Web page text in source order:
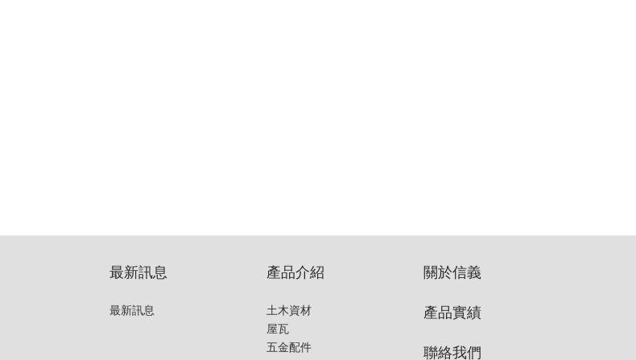
最新訊息
最新訊息
產品介紹
土木資材
屋瓦
五金配件
關於信義
產品實績
聯絡我們